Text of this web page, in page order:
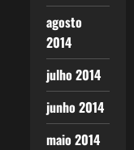
agosto
2014
julho 2014
junho 2014
maio 2014